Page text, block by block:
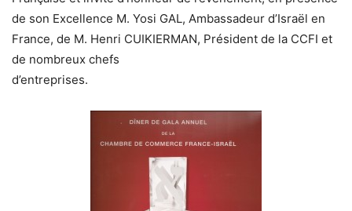
de son Excellence M. Yosi GAL, Ambassadeur d’Israël en
France, de M. Henri CUIKIERMAN, Président de la CCFI et
de nombreux chefs
d’entreprises.